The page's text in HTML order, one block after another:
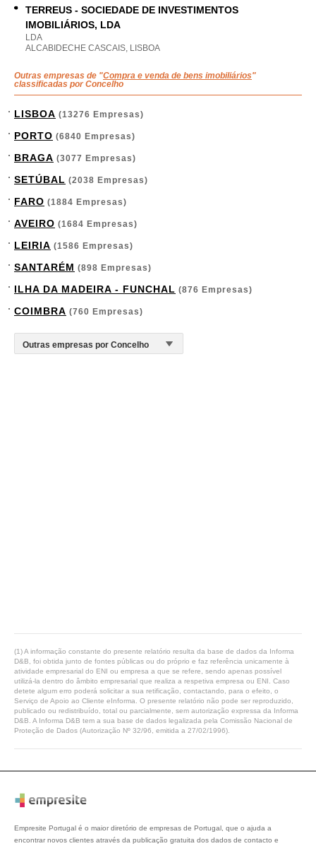
TERREUS - SOCIEDADE DE INVESTIMENTOS
IMOBILIÁRIOS, LDA
LDA
ALCABIDECHE CASCAIS, LISBOA
Outras empresas de "Compra e venda de bens imobiliários"
classificadas por Concelho
LISBOA (13276 Empresas)
PORTO (6840 Empresas)
BRAGA (3077 Empresas)
SETÚBAL (2038 Empresas)
FARO (1884 Empresas)
AVEIRO (1684 Empresas)
LEIRIA (1586 Empresas)
SANTARÉM (898 Empresas)
ILHA DA MADEIRA - FUNCHAL (876 Empresas)
COIMBRA (760 Empresas)
(1) A informação constante do presente relatório resulta da base de dados da Informa
D&B, foi obtida junto de fontes públicas ou do próprio e faz referência unicamente à
atividade empresarial do ENI ou empresa a que se refere, sendo apenas possível
utilizá-la dentro do âmbito empresarial que realiza a respetiva empresa ou ENI. Caso
detete algum erro poderá solicitar a sua retificação, contactando, para o efeito, o
Serviço de Apoio ao Cliente eInforma. O presente relatório não pode ser reproduzido,
publicado ou redistribuído, total ou parcialmente, sem autorização expressa da Informa
D&B. A Informa D&B tem a sua base de dados legalizada pela Comissão Nacional de
Proteção de Dados (Autorização Nº 32/96, emitida a 27/02/1996).
Empresite Portugal é o maior diretório de empresas de Portugal, que o ajuda a
encontrar novos clientes através da publicação gratuita dos dados de contacto e